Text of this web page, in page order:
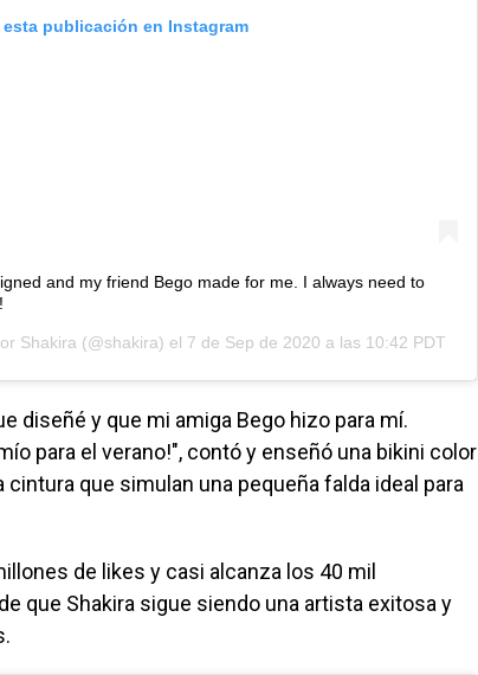
esta publicación en Instagram
and my friend Bego made for me. I always need to
Shakira (@shakira) el 7 de Sep de 2020 a las 10:42 PDT
diseñé y que mi amiga Bego hizo para mí.
para el verano!", contó y enseñó una bikini color
que simulan una pequeña falda ideal para
de likes y casi alcanza los 40 mil
que Shakira sigue siendo una artista exitosa y